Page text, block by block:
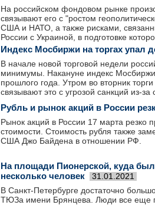
На российском фондовом рынке
связывают его с "ростом
США и НАТО, а также рисками,
России с Украиной, в подготовке
Индекс Мосбиржи на торгах упал
В начале новой торговой недели
минимумы. Накануне индекс
прошлого года. Утром во вторник
связывают это с угрозой санкций из-за
Рубль и рынок акций в России
Рынок акций в России 17 марта резко
стоимости. Стоимость рубля также
США Джо Байдена в отношении РФ.
На площади Пионерской, куда
несколько человек
31.01.2021
В Санкт-Петербурге достаточно
ТЮЗа имени Брянцева. Люди все еще